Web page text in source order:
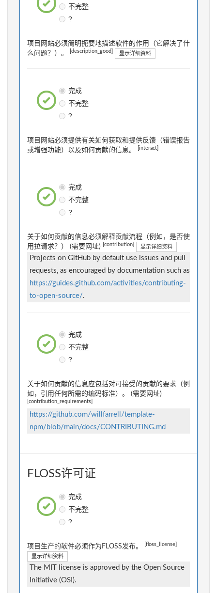
不完整
?
项目网站必须简明扼要地描述软件的作用（它解决了什
么问题？）。
[description_good] 显示详细资料
完成
不完整
?
项目网站必须提供有关如何获取和提供反馈（错误报告
或增强功能）以及如何贡献的信息。
[interact]
完成
不完整
?
关于如何贡献的信息必须解释贡献流程（例如，是否使
用拉请求？） (需要网址)
[contribution] 显示详细资料
Projects on GitHub by default use issues and pull
requests, as encouraged by documentation such as
https://guides.github.com/activities/contributing-
to-open-source/.
完成
不完整
?
关于如何贡献的信息应包括对可接受的贡献的要求（例
如，引用任何所需的编码标准）。 (需要网址)
[contribution_requirements]
https://github.com/willfarrell/template-
npm/blob/main/docs/CONTRIBUTING.md
FLOSS许可证
完成
不完整
?
项目生产的软件必须作为FLOSS发布。 [floss_license]
显示详细资料
The MIT license is approved by the Open Source
Initiative (OSI).